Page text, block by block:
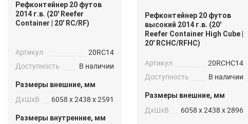
Рефконтейнер 20 футов
2014 г.в. (20′ Reefer
Container | 20′ RC/RF)
Артикул
20RC14
Доступность
В наличии
Размеры внешние, мм
ДxШxВ 6058 x 2438 x 2591
Размеры внутренние, мм
Рефконтейнер 20 футов
высокий 2014 г.в. (20′
Reefer Container High Cube |
20′ RCHC/RFHC)
Артикул
20RCHC14
Доступность
В наличии
Размеры внешние, мм
ДxШxВ 6058 x 2438 x 2896